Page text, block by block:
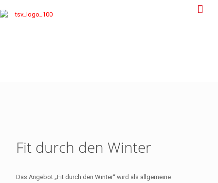
Fit durch den Winter
Das Angebot „Fit durch den Winter“ wird als allgemeine